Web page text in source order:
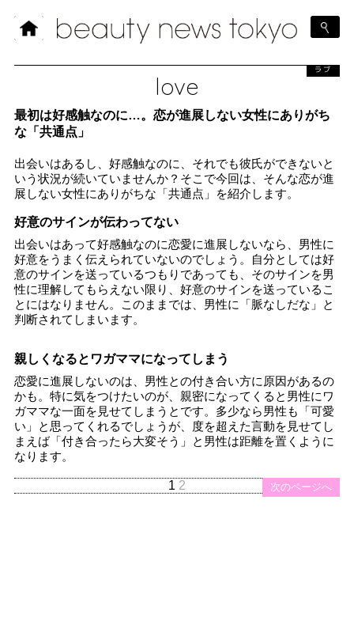
love
ラブ
最初は好感触なのに…。恋が進展しない女性にありがち
な「共通点」
出会いはあるし、好感触なのに、それでも彼氏ができないと
いう状況が続いていませんか？そこで今回は、そんな恋が進
展しない女性にありがちな「共通点」を紹介します。
好意のサインが伝わってない
出会いはあって好感触なのに恋愛に進展しないなら、男性に
好意をうまく伝えられていないのでしょう。自分としては好
意のサインを送っているつもりであっても、そのサインを男
性に理解してもらえない限り、好意のサインを送っているこ
とにはなりません。このままでは、男性に「脈なしだな」と
判断されてしまいます。
親しくなるとワガママになってしまう
恋愛に進展しないのは、男性との付き合い方に原因があるの
かも。特に気をつけたいのが、親密になってくると男性にワ
ガママな一面を見せてしまうとです。多少なら男性も「可愛
い」と思ってくれるでしょうが、度を超えた言動を見せてし
まえば「付き合ったら大変そう」と男性は距離を置くように
なります。
次のページへ
1 2